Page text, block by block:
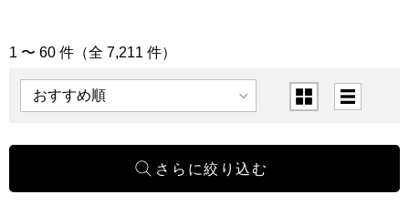
[すべて] 一覧
1 〜 60 件（全 7,211 件）
表示順 表示切替